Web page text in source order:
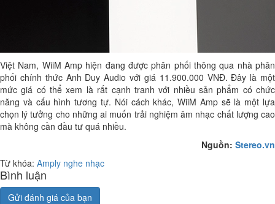
Việt Nam, WiiM Amp hiện đang được phân phối thông qua nhà phân
phối chính thức Anh Duy Audio với giá 11.900.000 VNĐ. Đây là một
mức giá có thể xem là rất cạnh tranh với nhiều sản phẩm có chức
năng và cấu hình tương tự. Nói cách khác, WiiM Amp sẽ là một lựa
chọn lý tưởng cho những ai muốn trải nghiệm âm nhạc chất lượng cao
mà không cần đầu tư quá nhiều.
Nguồn: Stereo.vn
Từ khóa: Amply nghe nhạc
Bình luận
Gửi đánh giá của bạn